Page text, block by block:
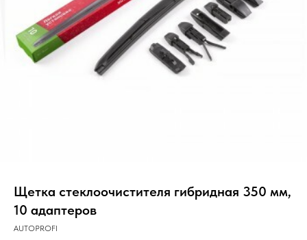
Щетка стеклоочистителя гибридная 350 мм,
10 адаптеров
AUTOPROFI